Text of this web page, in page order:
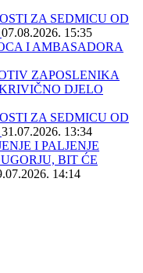
ZA SEDMICU OD
07.08.2026. 15:35
I AMBASADORA
ZAPOSLENIKA
DJELO
ZA SEDMICU OD
31.07.2026. 13:34
I PALJENJE
BIT ĆE
14:14